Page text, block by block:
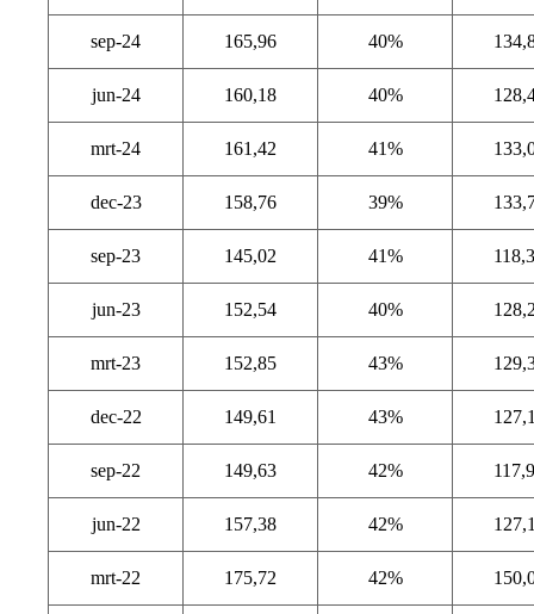
sep-24 165,96 40%
jun-24 160,18 40%
mrt-24 161,42 41%
dec-23 158,76 39%
sep-23 145,02 41%
jun-23 152,54 40%
mrt-23 152,85 43%
dec-22 149,61 43%
sep-22 149,63 42%
jun-22 157,38 42%
mrt-22 175,72 42%